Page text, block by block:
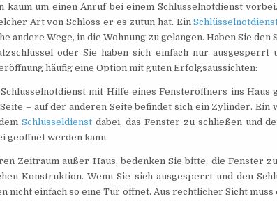
um einen Anruf bei einem Schlüsselnotdienst
Art von Schloss er es zutun hat. Ein
andere Wege, in die Wohnung zu gelangen. Haben Sie
oder Sie haben sich einfach nur
häufig eine Option mit guten Erfolgsaussichten:
mit Hilfe eines Fensteröffners ins Haus
– auf der anderen Seite befindet sich ein Zylinder.
Schlüsseldienst dabei, das Fenster zu schließen und
geöffnet werden kann.
Zeitraum außer Haus, bedenken Sie bitte, die Fenster
Konstruktion. Wenn Sie sich ausgesperrt und den
nicht einfach so eine Tür öffnet. Aus rechtlicher Sicht